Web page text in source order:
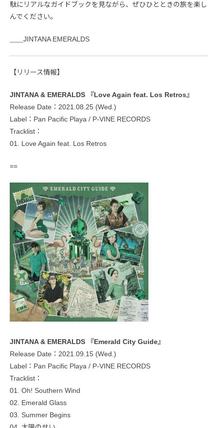
駄にリアルなガイドブックを見ながら、ぜひひとときの旅を楽し
んでください。
＿＿JINTANA EMERALDS
【リリース情報】
JINTANA & EMERALDS 『Love Again feat. Los Retros』
Release Date：2021.08.25 (Wed.)
Label：Pan Pacific Playa / P-VINE RECORDS
Tracklist：
01. Love Again feat. Los Retros
==
JINTANA & EMERALDS 『Emerald City Guide』
Release Date：2021.09.15 (Wed.)
Label：Pan Pacific Playa / P-VINE RECORDS
Tracklist：
01. Oh! Southern Wind
02. Emerald Glass
03. Summer Begins